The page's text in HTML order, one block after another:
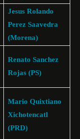
Jesus Rolando
Perez Saavedra
(Morena)
Renato Sanchez
Rojas (PS)
Mario Quixtiano
Xichotencatl
(PRD)